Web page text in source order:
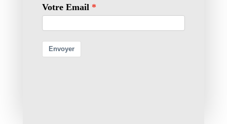
Enregistrer mon nom, mon e-mail et mon site dans
le navigateur pour mon prochain commentaire.